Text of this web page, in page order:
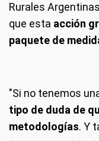
Rurales
que esta acción
paquete de
"Si no tenemos
tipo de duda de
metodologías. Y